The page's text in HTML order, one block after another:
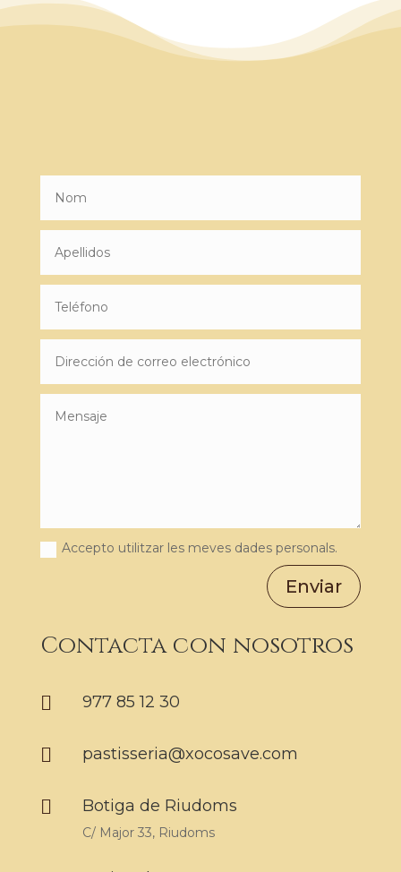
Accepto utilitzar les meves dades personals.
Enviar
Contacta con nosotros
 977 85 12 30
 pastisseria@xocosave.com
 Botiga de Riudoms
C/ Major 33, Riudoms